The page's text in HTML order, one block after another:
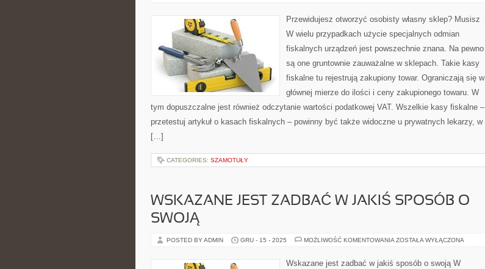
Przewidujesz otworzyć osobisty własny sklep? Musisz
W wielu przypadkach użycie specjalnych odmian
fiskalnych urządzeń jest powszechnie znana. Na pewno
są one gruntownie zauważalne w sklepach. Takie kasy
fiskalne tu rejestrują zakupiony towar. Ograniczają się w
głównej mierze do ilości i ceny zakupionego towaru. W
tym dopuszczalne jest również odczytanie wartości podatkowej VAT. Wszelkie kasy fiskalne –
przetestuj artykuł o kasach fiskalnych – powinny być także widoczne u prywatnych lekarzy, w
[…]
CATEGORIES: SZAMOTUŁY
WSKAZANE JEST ZADBAĆ W JAKIŚ SPOSÓB O
SWOJĄ
POSTED BY ADMIN GRU - 15 - 2025 MOŻLIWOŚĆ KOMENTOWANIA WSKAZANE
JAKIŚ
ZOSTAŁA WYŁĄCZONA
Wskazane jest zadbać w jakiś sposób o swoją W